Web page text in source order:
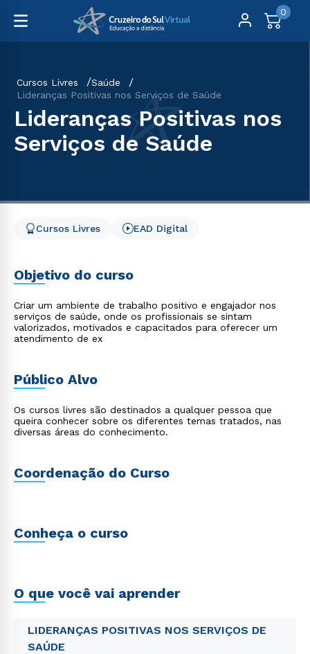
0
Cursos Livres
Saúde
Lideranças Positivas nos Serviços de Saúde
Lideranças Positivas nos
Serviços de Saúde
Cursos Livres EAD Digital
Objetivo do curso
Criar um ambiente de trabalho positivo e engajador nos
serviços de saúde, onde os profissionais se sintam
valorizados, motivados e capacitados para oferecer um
atendimento de ex
Público Alvo
Os cursos livres são destinados a qualquer pessoa que
queira conhecer sobre os diferentes temas tratados, nas
diversas áreas do conhecimento.
Coordenação do Curso
Conheça o curso
O que você vai aprender
LIDERANÇAS POSITIVAS NOS SERVIÇOS DE
SAÚDE